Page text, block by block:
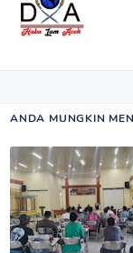
ANDA MUNGKIN